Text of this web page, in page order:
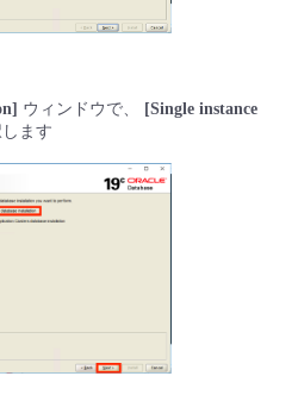
ウィンドウで、 [Single instance
ます